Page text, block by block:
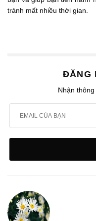
tránh mất nhiều thời gian.
ĐĂNG
Nhận